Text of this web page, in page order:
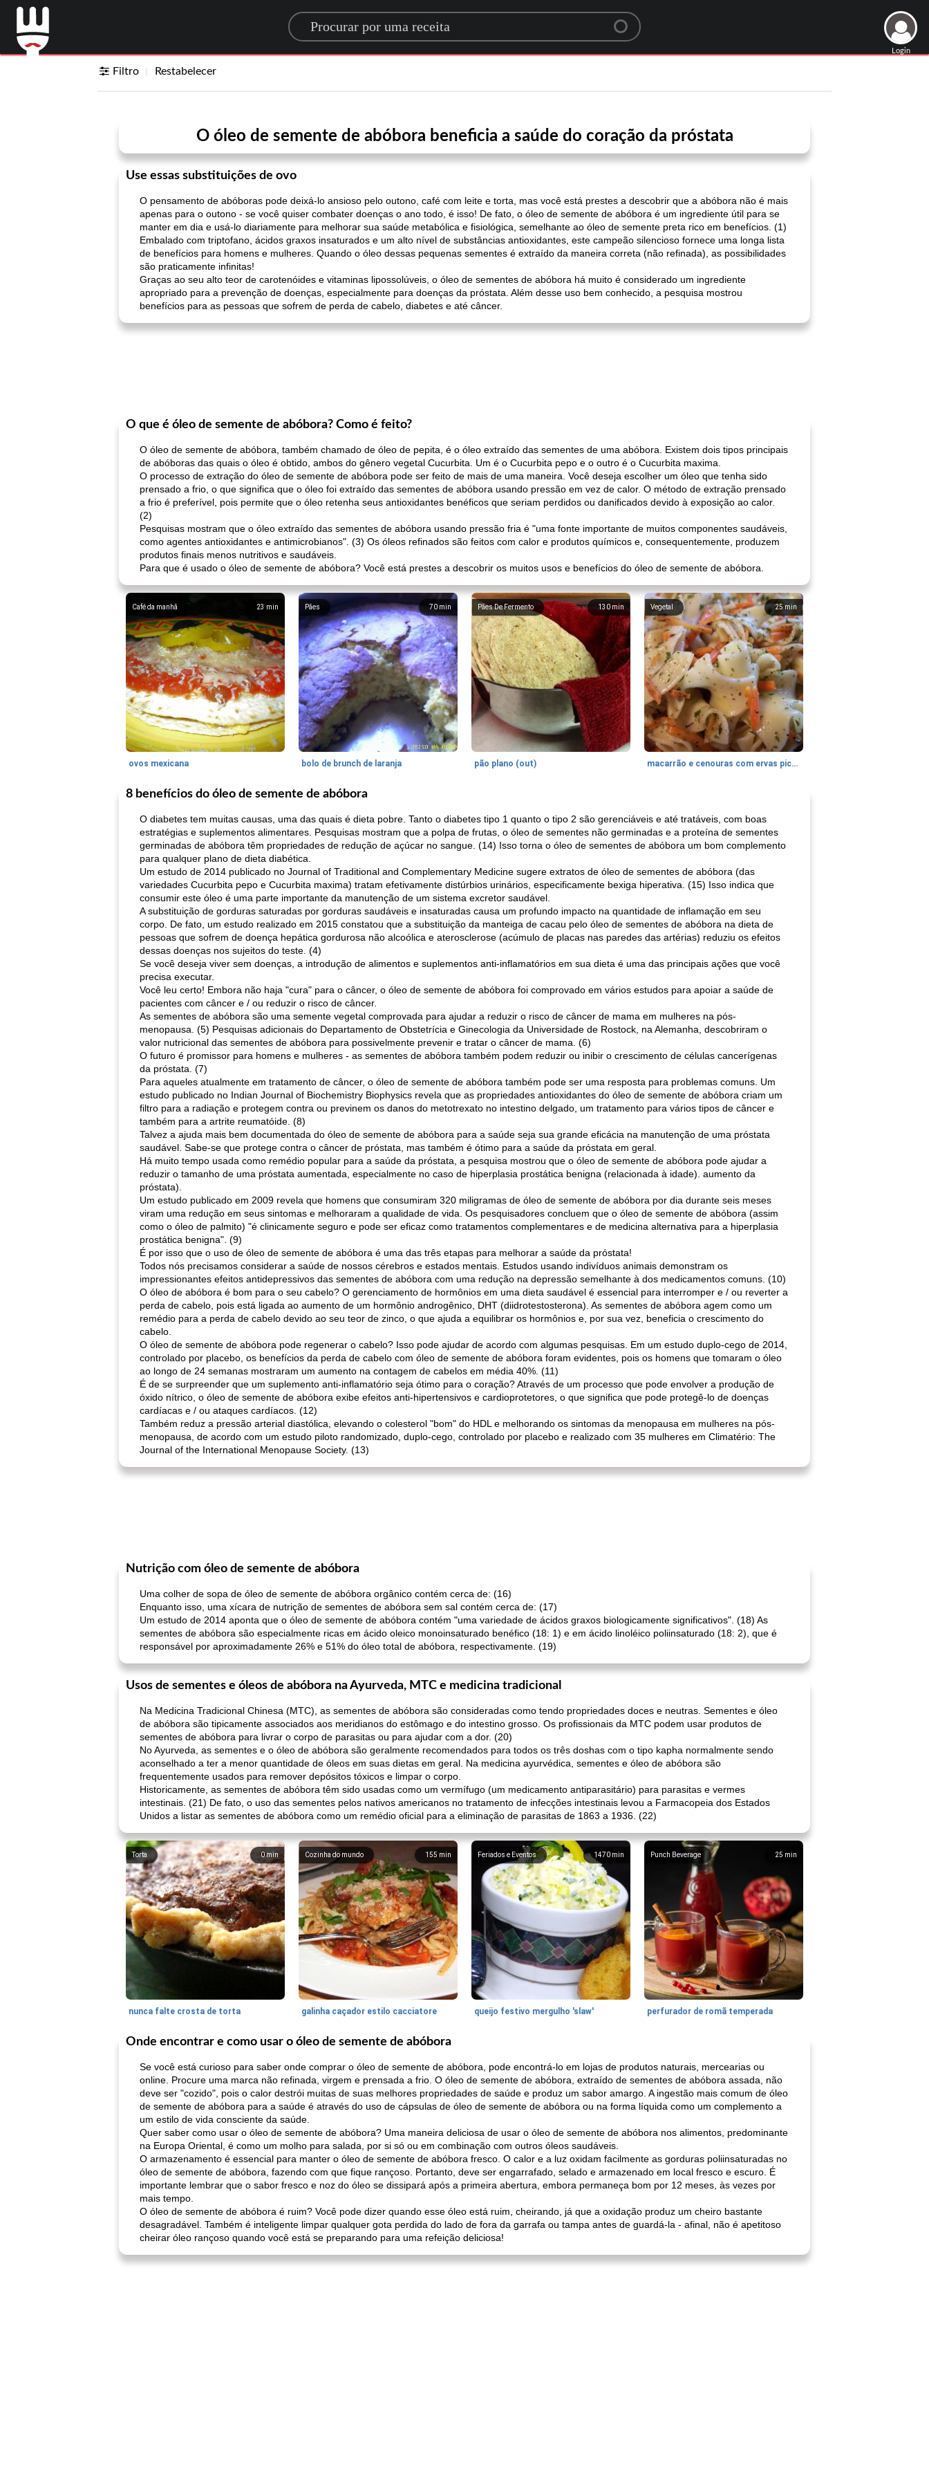
Search for a recipe
Login
Filtro Restabelecer
O óleo de semente de abóbora beneficia a saúde do coração da próstata
Use essas substituições de ovo
O pensamento de abóboras pode deixá-lo ansioso pelo outono, café com leite e torta, mas você está prestes a descobrir que a abóbora não é mais
apenas para o outono - se você quiser combater doenças o ano todo, é isso! De fato, o óleo de semente de abóbora é um ingrediente útil para se
manter em dia e usá-lo diariamente para melhorar sua saúde metabólica e fisiológica, semelhante ao óleo de semente preta rico em benefícios. (1)
Embalado com triptofano, ácidos graxos insaturados e um alto nível de substâncias antioxidantes, este campeão silencioso fornece uma longa lista
de benefícios para homens e mulheres. Quando o óleo dessas pequenas sementes é extraído da maneira correta (não refinada), as possibilidades
são praticamente infinitas!
Graças ao seu alto teor de carotenóides e vitaminas lipossolúveis, o óleo de sementes de abóbora há muito é considerado um ingrediente
apropriado para a prevenção de doenças, especialmente para doenças da próstata. Além desse uso bem conhecido, a pesquisa mostrou
benefícios para as pessoas que sofrem de perda de cabelo, diabetes e até câncer.
O que é óleo de semente de abóbora? Como é feito?
O óleo de semente de abóbora, também chamado de óleo de pepita, é o óleo extraído das sementes de uma abóbora. Existem dois tipos principais
de abóboras das quais o óleo é obtido, ambos do gênero vegetal Cucurbita. Um é o Cucurbita pepo e o outro é o Cucurbita maxima.
O processo de extração do óleo de semente de abóbora pode ser feito de mais de uma maneira. Você deseja escolher um óleo que tenha sido
prensado a frio, o que significa que o óleo foi extraído das sementes de abóbora usando pressão em vez de calor. O método de extração prensado
a frio é preferível, pois permite que o óleo retenha seus antioxidantes benéficos que seriam perdidos ou danificados devido à exposição ao calor.
(2)
Pesquisas mostram que o óleo extraído das sementes de abóbora usando pressão fria é "uma fonte importante de muitos componentes saudáveis,
como agentes antioxidantes e antimicrobianos". (3) Os óleos refinados são feitos com calor e produtos químicos e, consequentemente, produzem
produtos finais menos nutritivos e saudáveis.
Para que é usado o óleo de semente de abóbora? Você está prestes a descobrir os muitos usos e benefícios do óleo de semente de abóbora.
23 min
Café da manhã
ovos mexicana
70 min
Pães
bolo de brunch de laranja
130 min
Pães De Fermento
pão plano (out)
25 min
Vegetal
macarrão e cenouras com ervas picadas
8 benefícios do óleo de semente de abóbora
O diabetes tem muitas causas, uma das quais é dieta pobre. Tanto o diabetes tipo 1 quanto o tipo 2 são gerenciáveis ​​e até tratáveis, com boas
estratégias e suplementos alimentares. Pesquisas mostram que a polpa de frutas, o óleo de sementes não germinadas e a proteína de sementes
germinadas de abóbora têm propriedades de redução de açúcar no sangue. (14) Isso torna o óleo de sementes de abóbora um bom complemento
para qualquer plano de dieta diabética.
Um estudo de 2014 publicado no Journal of Traditional and Complementary Medicine sugere extratos de óleo de sementes de abóbora (das
variedades Cucurbita pepo e Cucurbita maxima) tratam efetivamente distúrbios urinários, especificamente bexiga hiperativa. (15) Isso indica que
consumir este óleo é uma parte importante da manutenção de um sistema excretor saudável.
A substituição de gorduras saturadas por gorduras saudáveis ​​e insaturadas causa um profundo impacto na quantidade de inflamação em seu
corpo. De fato, um estudo realizado em 2015 constatou que a substituição da manteiga de cacau pelo óleo de sementes de abóbora na dieta de
pessoas que sofrem de doença hepática gordurosa não alcoólica e aterosclerose (acúmulo de placas nas paredes das artérias) reduziu os efeitos
dessas doenças nos sujeitos do teste. (4)
Se você deseja viver sem doenças, a introdução de alimentos e suplementos anti-inflamatórios em sua dieta é uma das principais ações que você
precisa executar.
Você leu certo! Embora não haja "cura" para o câncer, o óleo de semente de abóbora foi comprovado em vários estudos para apoiar a saúde de
pacientes com câncer e / ou reduzir o risco de câncer.
As sementes de abóbora são uma semente vegetal comprovada para ajudar a reduzir o risco de câncer de mama em mulheres na pós-
menopausa. (5) Pesquisas adicionais do Departamento de Obstetrícia e Ginecologia da Universidade de Rostock, na Alemanha, descobriram o
valor nutricional das sementes de abóbora para possivelmente prevenir e tratar o câncer de mama. (6)
O futuro é promissor para homens e mulheres - as sementes de abóbora também podem reduzir ou inibir o crescimento de células cancerígenas
da próstata. (7)
Para aqueles atualmente em tratamento de câncer, o óleo de semente de abóbora também pode ser uma resposta para problemas comuns. Um
estudo publicado no Indian Journal of Biochemistry Biophysics revela que as propriedades antioxidantes do óleo de semente de abóbora criam um
filtro para a radiação e protegem contra ou previnem os danos do metotrexato no intestino delgado, um tratamento para vários tipos de câncer e
também para a artrite reumatóide. (8)
Talvez a ajuda mais bem documentada do óleo de semente de abóbora para a saúde seja sua grande eficácia na manutenção de uma próstata
saudável. Sabe-se que protege contra o câncer de próstata, mas também é ótimo para a saúde da próstata em geral.
Há muito tempo usada como remédio popular para a saúde da próstata, a pesquisa mostrou que o óleo de semente de abóbora pode ajudar a
reduzir o tamanho de uma próstata aumentada, especialmente no caso de hiperplasia prostática benigna (relacionada à idade). aumento da
próstata).
Um estudo publicado em 2009 revela que homens que consumiram 320 miligramas de óleo de semente de abóbora por dia durante seis meses
viram uma redução em seus sintomas e melhoraram a qualidade de vida. Os pesquisadores concluem que o óleo de semente de abóbora (assim
como o óleo de palmito) "é clinicamente seguro e pode ser eficaz como tratamentos complementares e de medicina alternativa para a hiperplasia
prostática benigna". (9)
É por isso que o uso de óleo de semente de abóbora é uma das três etapas para melhorar a saúde da próstata!
Todos nós precisamos considerar a saúde de nossos cérebros e estados mentais. Estudos usando indivíduos animais demonstram os
impressionantes efeitos antidepressivos das sementes de abóbora com uma redução na depressão semelhante à dos medicamentos comuns. (10)
O óleo de abóbora é bom para o seu cabelo? O gerenciamento de hormônios em uma dieta saudável é essencial para interromper e / ou reverter a
perda de cabelo, pois está ligada ao aumento de um hormônio androgênico, DHT (diidrotestosterona). As sementes de abóbora agem como um
remédio para a perda de cabelo devido ao seu teor de zinco, o que ajuda a equilibrar os hormônios e, por sua vez, beneficia o crescimento do
cabelo.
O óleo de semente de abóbora pode regenerar o cabelo? Isso pode ajudar de acordo com algumas pesquisas. Em um estudo duplo-cego de 2014,
controlado por placebo, os benefícios da perda de cabelo com óleo de semente de abóbora foram evidentes, pois os homens que tomaram o óleo
ao longo de 24 semanas mostraram um aumento na contagem de cabelos em média 40%. (11)
É de se surpreender que um suplemento anti-inflamatório seja ótimo para o coração? Através de um processo que pode envolver a produção de
óxido nítrico, o óleo de semente de abóbora exibe efeitos anti-hipertensivos e cardioprotetores, o que significa que pode protegê-lo de doenças
cardíacas e / ou ataques cardíacos. (12)
Também reduz a pressão arterial diastólica, elevando o colesterol "bom" do HDL e melhorando os sintomas da menopausa em mulheres na pós-
menopausa, de acordo com um estudo piloto randomizado, duplo-cego, controlado por placebo e realizado com 35 mulheres em Climatério: The
Journal of the International Menopause Society. (13)
Nutrição com óleo de semente de abóbora
Uma colher de sopa de óleo de semente de abóbora orgânico contém cerca de: (16)
Enquanto isso, uma xícara de nutrição de sementes de abóbora sem sal contém cerca de: (17)
Um estudo de 2014 aponta que o óleo de semente de abóbora contém "uma variedade de ácidos graxos biologicamente significativos". (18) As
sementes de abóbora são especialmente ricas em ácido oleico monoinsaturado benéfico (18: 1) e em ácido linoléico poliinsaturado (18: 2), que é
responsável por aproximadamente 26% e 51% do óleo total de abóbora, respectivamente. (19)
Usos de sementes e óleos de abóbora na Ayurveda, MTC e medicina tradicional
Na Medicina Tradicional Chinesa (MTC), as sementes de abóbora são consideradas como tendo propriedades doces e neutras. Sementes e óleo
de abóbora são tipicamente associados aos meridianos do estômago e do intestino grosso. Os profissionais da MTC podem usar produtos de
sementes de abóbora para livrar o corpo de parasitas ou para ajudar com a dor. (20)
No Ayurveda, as sementes e o óleo de abóbora são geralmente recomendados para todos os três doshas com o tipo kapha normalmente sendo
aconselhado a ter a menor quantidade de óleos em suas dietas em geral. Na medicina ayurvédica, sementes e óleo de abóbora são
frequentemente usados ​​para remover depósitos tóxicos e limpar o corpo.
Historicamente, as sementes de abóbora têm sido usadas como um vermífugo (um medicamento antiparasitário) para parasitas e vermes
intestinais. (21) De fato, o uso das sementes pelos nativos americanos no tratamento de infecções intestinais levou a Farmacopeia dos Estados
Unidos a listar as sementes de abóbora como um remédio oficial para a eliminação de parasitas de 1863 a 1936. (22)
0min
Torta
nunca falte crosta de torta
155 min
Cozinha do mundo
galinha caçador estilo cacciatore
1470 min
Feriados e Eventos
queijo festivo mergulho 'slaw'
25 min
Punch Beverage
perfurador de romã temperada
Onde encontrar e como usar o óleo de semente de abóbora
Se você está curioso para saber onde comprar o óleo de semente de abóbora, pode encontrá-lo em lojas de produtos naturais, mercearias ou
online. Procure uma marca não refinada, virgem e prensada a frio. O óleo de semente de abóbora, extraído de sementes de abóbora assada, não
deve ser "cozido", pois o calor destrói muitas de suas melhores propriedades de saúde e produz um sabor amargo. A ingestão mais comum de óleo
de semente de abóbora para a saúde é através do uso de cápsulas de óleo de semente de abóbora ou na forma líquida como um complemento a
um estilo de vida consciente da saúde.
Quer saber como usar o óleo de semente de abóbora? Uma maneira deliciosa de usar o óleo de semente de abóbora nos alimentos, predominante
na Europa Oriental, é como um molho para salada, por si só ou em combinação com outros óleos saudáveis.
O armazenamento é essencial para manter o óleo de semente de abóbora fresco. O calor e a luz oxidam facilmente as gorduras poliinsaturadas no
óleo de semente de abóbora, fazendo com que fique rançoso. Portanto, deve ser engarrafado, selado e armazenado em local fresco e escuro. É
importante lembrar que o sabor fresco e noz do óleo se dissipará após a primeira abertura, embora permaneça bom por 12 meses, às vezes por
mais tempo.
O óleo de semente de abóbora é ruim? Você pode dizer quando esse óleo está ruim, cheirando, já que a oxidação produz um cheiro bastante
desagradável. Também é inteligente limpar qualquer gota perdida do lado de fora da garrafa ou tampa antes de guardá-la - afinal, não é apetitoso
cheirar óleo rançoso quando você está se preparando para uma refeição deliciosa!